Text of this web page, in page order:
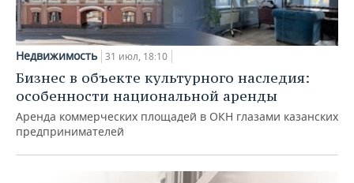
Недвижимость 31 июл, 18:10
Бизнес в объекте культурного наследия:
особенности национальной аренды
Аренда коммерческих площадей в ОКН глазами казанских
предпринимателей